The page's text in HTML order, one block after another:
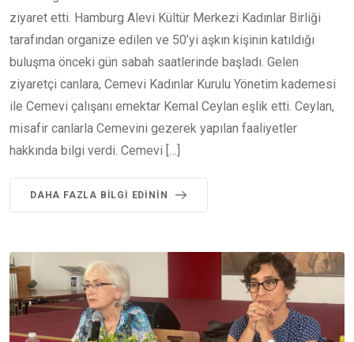
ziyaret etti. Hamburg Alevi Kültür Merkezi Kadınlar Birliği
tarafından organize edilen ve 50’yi aşkın kişinin katıldığı
buluşma önceki gün sabah saatlerinde başladı. Gelen
ziyaretçi canlara, Cemevi Kadınlar Kurulu Yönetim kademesi
ile Cemevi çalışanı emektar Kemal Ceylan eşlik etti. Ceylan,
misafir canlarla Cemevini gezerek yapılan faaliyetler
hakkında bilgi verdi. Cemevi […]
DAHA FAZLA BILGI EDININ